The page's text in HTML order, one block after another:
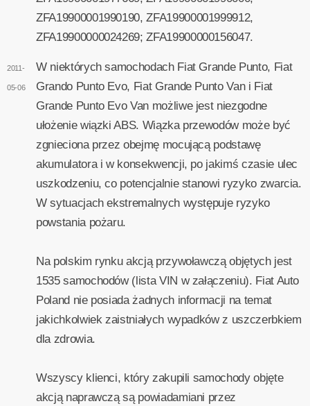
ZFA19900001990190, ZFA19900001999912,
ZFA19900000024269; ZFA19900000156047.
2011-
05-06
W niektórych samochodach Fiat Grande Punto, Fiat
Grando Punto Evo, Fiat Grande Punto Van i Fiat
Grande Punto Evo Van możliwe jest niezgodne
ułożenie wiązki ABS. Wiązka przewodów może być
zgnieciona przez obejmę mocującą podstawę
akumulatora i w konsekwencji, po jakimś czasie ulec
uszkodzeniu, co potencjalnie stanowi ryzyko zwarcia.
W sytuacjach ekstremalnych występuje ryzyko
powstania pożaru.
Na polskim rynku akcją przywoławczą objętych jest
1535 samochodów (lista VIN w załączeniu). Fiat Auto
Poland nie posiada żadnych informacji na temat
jakichkolwiek zaistniałych wypadków z uszczerbkiem
dla zdrowia.
Wszyscy klienci, który zakupili samochody objęte
akcją naprawczą są powiadamiani przez